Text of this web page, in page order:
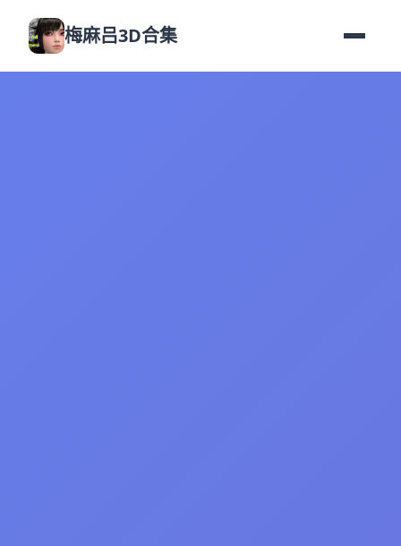
梅麻吕3D合集